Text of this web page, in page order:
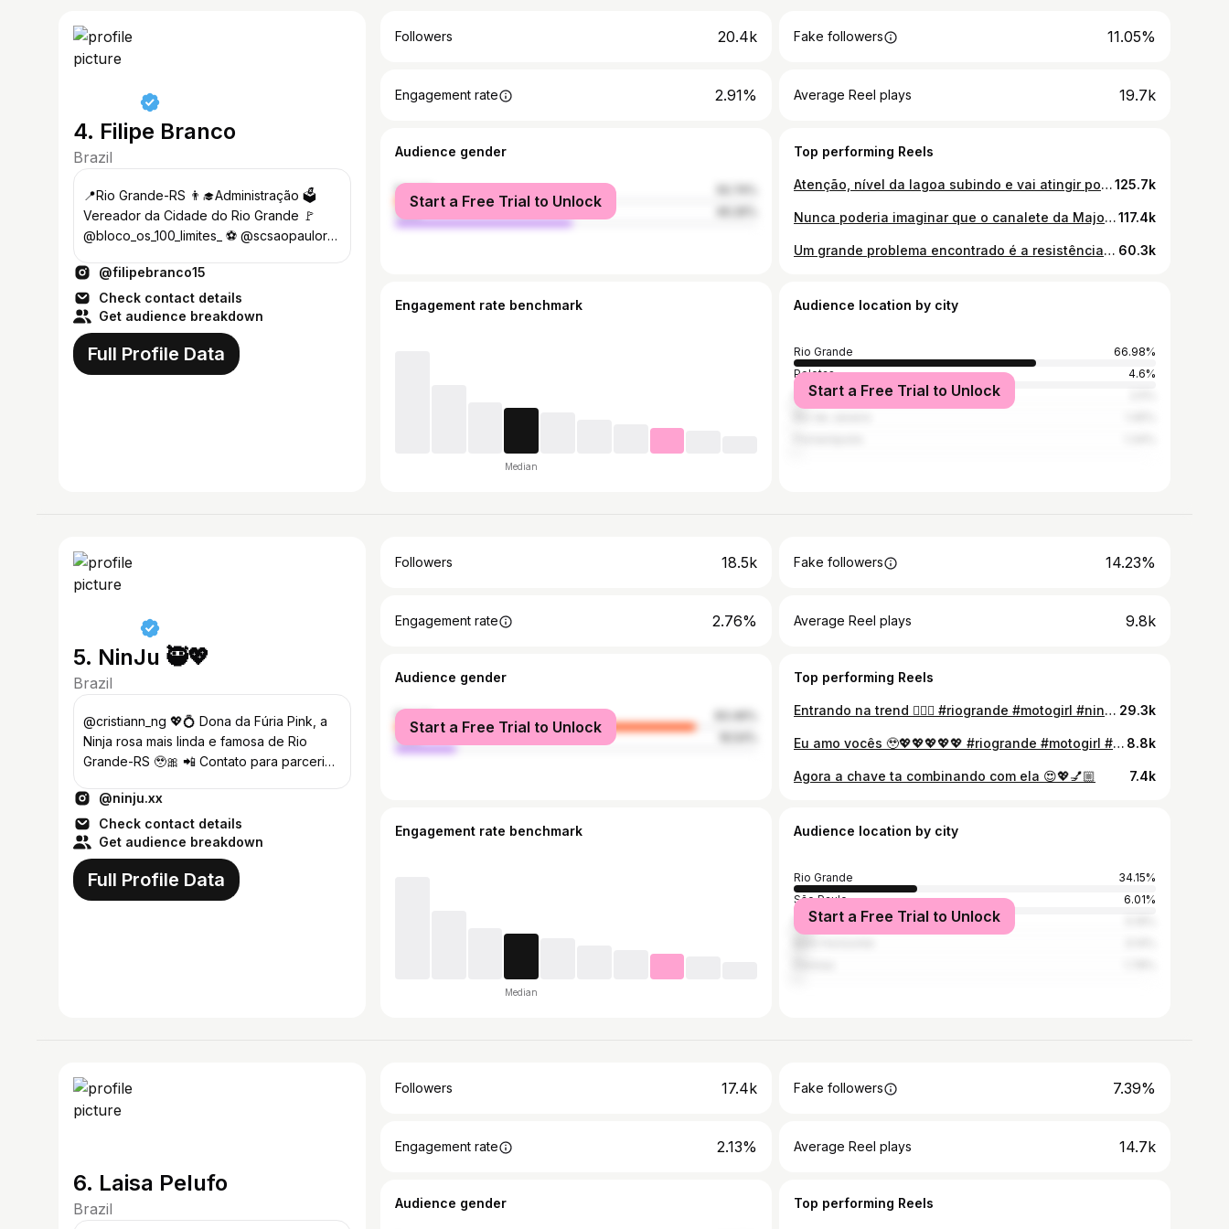
4. Filipe Branco
Brazil
📍Rio Grande-RS 👨‍🎓Administração 🗳
Vereador da Cidade do Rio Grande 🚩
@bloco_os_100_limites_ ⚽️ @scsaopaulors
@filipebranco15
Check contact details
Get audience breakdown
Full Profile Data
Followers 20.4k Fake followers 11.05%
Engagement rate 2.91% Average Reel plays 19.7k
Audience gender
female
male
Start a Free Trial to Unlock
Top performing Reels
Atenção, nível da lagoa subindo e vai atingir possivelmente o maior nível até agora.125.7k
Nunca poderia imaginar que o canalete da Major Carlos Pinto poderia transbordar 😔117.4k
Um grande problema encontrado é a resistência das pessoas em deixar suas casas, é horrível sim! Mas infelizmente são situações que não se tem outra alternativa. 60.3k
Engagement rate benchmark
Median
Audience location by city
Rio Grande
66.98%
Pelotas
4.6%
Porto Alegre
Start a Free Trial to Unlock
5. NinJu 🥷💖
Brazil
@cristiann_ng 💖💍 Dona da Fúria Pink, a
Ninja rosa mais linda e famosa de Rio
Grande-RS 🥹🎀 📲 Contato para parcerias
@ninju.xx
Check contact details
Get audience breakdown
Full Profile Data
Followers 18.5k Fake followers 14.23%
Engagement rate 2.76% Average Reel plays 9.8k
Audience gender
female
male
Start a Free Trial to Unlock
Top performing Reels
Entrando na trend 😮‍💨💖 #riogrande #motogirl #ninja250r #ninja #kawasaki 29.3k
Eu amo vocês 🥹💖💖💖💖💖 #riogrande #motogirl #motolife #motovlog #motovloger 8.8k
Agora a chave ta combinando com ela 😍💖💅🏼 7.4k
Engagement rate benchmark
Median
Audience location by city
Rio Grande
34.15%
São Paulo
6.01%
Rio de Janeiro
Start a Free Trial to Unlock
6. Laisa Pelufo
Brazil
Followers 17.4k Fake followers 7.39%
Engagement rate 2.13% Average Reel plays 14.7k
Audience gender Top performing Reels